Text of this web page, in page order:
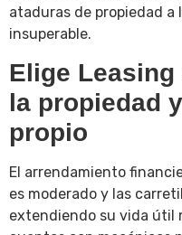
ataduras de propiedad a
insuperable.
Elige
la propiedad
propio
El arrendamiento
es moderado y las
extendiendo su vida útil